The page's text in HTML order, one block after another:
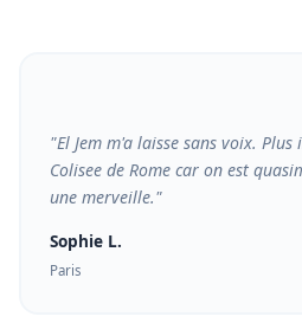
"El Jem m'a laisse sans voix.
Colisee de Rome car on est
une merveille."
Sophie L.
Paris